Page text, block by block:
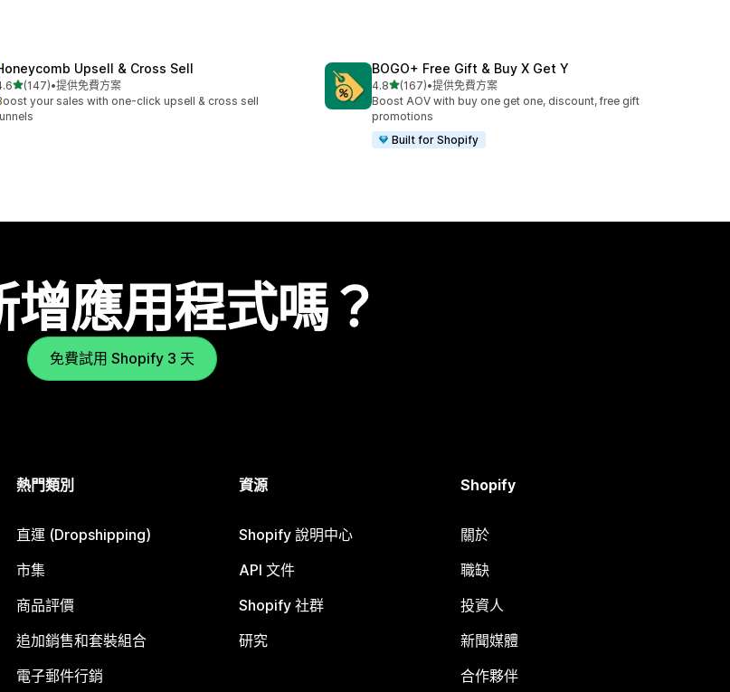
Upsell & Cross Sell
滿分 5 顆星
(147)
有 147 則評價
•提供免費方案
your sales with one-click upsell & cross sell
BOGO+ Free Gift & Buy X Get Y
4.8滿分 5 顆星
(167)
共有 167 則評價
•提供免費方案
Boost AOV with buy one get one, discount, free gift
promotions
Built for Shopify
增應用程式嗎？
免費試用 Shopify 3 天
熱門類別
直運 (Dropshipping)
市集
商品評價
追加銷售和套裝組合
電子郵件行銷
資源
Shopify 說明中心
API 文件
Shopify 社群
研究
Shopify
關於
職缺
投資人
新聞媒體
合作夥伴